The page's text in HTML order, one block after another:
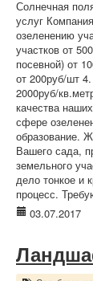
Солнечная
услуг
озеленению
участков от
посевной) от
от 200руб/шт
2000руб/
качества
сфере
образование.
Вашего сада,
земельного
дело тонкое и
процесс.
03.07.2017